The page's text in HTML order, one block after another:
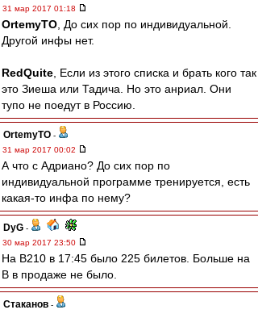
31 мар 2017 01:18
OrtemyTO , До сих пор по индивидуальной.
Другой инфы нет.
RedQuite , Если из этого списка и брать кого так
это Зиеша или Тадича. Но это анриал. Они
тупо не поедут в Россию.
OrtemyTO -
31 мар 2017 00:02
А что с Адриано? До сих пор по
индивидуальной программе тренируется, есть
какая-то инфа по нему?
DyG -
30 мар 2017 23:50
На В210 в 17:45 было 225 билетов. Больше на
В в продаже не было.
Cтаканов -